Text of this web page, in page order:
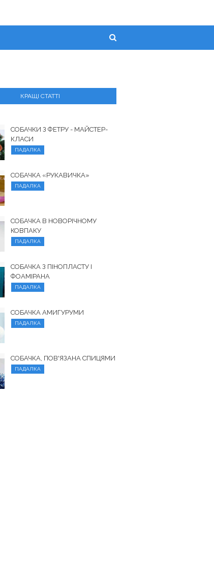
КРАЩІ СТАТТІ
СОБАЧКИ З ФЕТРУ - МАЙСТЕР-
КЛАСИ
ПАДАЛКА
СОБАЧКА «РУКАВИЧКА»
ПАДАЛКА
СОБАЧКА В НОВОРІЧНОМУ
КОВПАКУ
ПАДАЛКА
СОБАЧКА З ПІНОПЛАСТУ І
ФОАМІРАНА
ПАДАЛКА
СОБАЧКА АМИГУРУМИ
ПАДАЛКА
СОБАЧКА, ПОВ'ЯЗАНА СПИЦЯМИ
ПАДАЛКА